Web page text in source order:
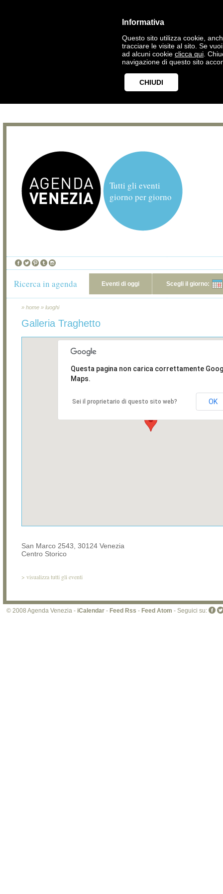
Informativa
Questo sito utilizza cookie,
tracciare le visite al sito. Se
ad alcuni cookie clicca qui .
navigazione di questo sito
CHIUDI
Tutti gli eventi
giorno per giorno
Ricerca in agenda Eventi di oggi Scegli il giorno:
» home » luoghi
Galleria Traghetto
Questa pagina non carica correttamente
Maps.
Sei il proprietario di questo sito web? OK
San Marco 2543, 30124 Venezia
Centro Storico
> visualizza tutti gli eventi
© 2008 Agenda Venezia - iCalendar - Feed Rss - Feed Atom - Seguici su: